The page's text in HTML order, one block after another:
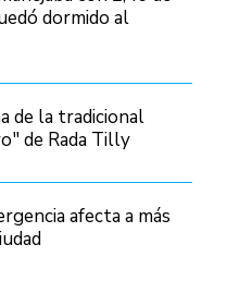
dormido al
de la tradicional
de Rada Tilly
afecta a más